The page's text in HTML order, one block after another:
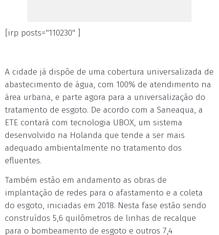
[irp posts="110230" ]
A cidade já dispõe de uma cobertura universalizada de
abastecimento de água, com 100% de atendimento na
área urbana, e parte agora para a universalização do
tratamento de esgoto. De acordo com a Saneaqua, a
ETE contará com tecnologia UBOX, um sistema
desenvolvido na Holanda que tende a ser mais
adequado ambientalmente no tratamento dos
efluentes.
Também estão em andamento as obras de
implantação de redes para o afastamento e a coleta
do esgoto, iniciadas em 2018. Nesta fase estão sendo
construídos 5,6 quilômetros de linhas de recalque
para o bombeamento de esgoto e outros 7,4